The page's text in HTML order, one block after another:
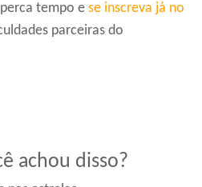
tempo e se inscreva já no
parceiras do
achou disso?